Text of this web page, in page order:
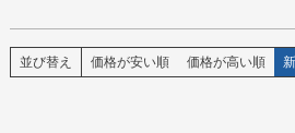
並び替え 価格が安い順 価格が高い順